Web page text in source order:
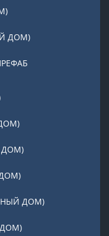
ДОМ)
ДОМ)
ДОМ)
ДОМ)